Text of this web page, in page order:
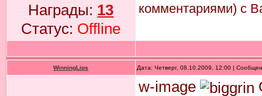
Награды: 13
Статус: Offline
комментариями) с
WinningLips Дата: Четверг, 08.10.2009, 12:00 |
w-image